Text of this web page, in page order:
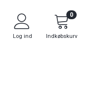
Log ind Indkøbskurv
0